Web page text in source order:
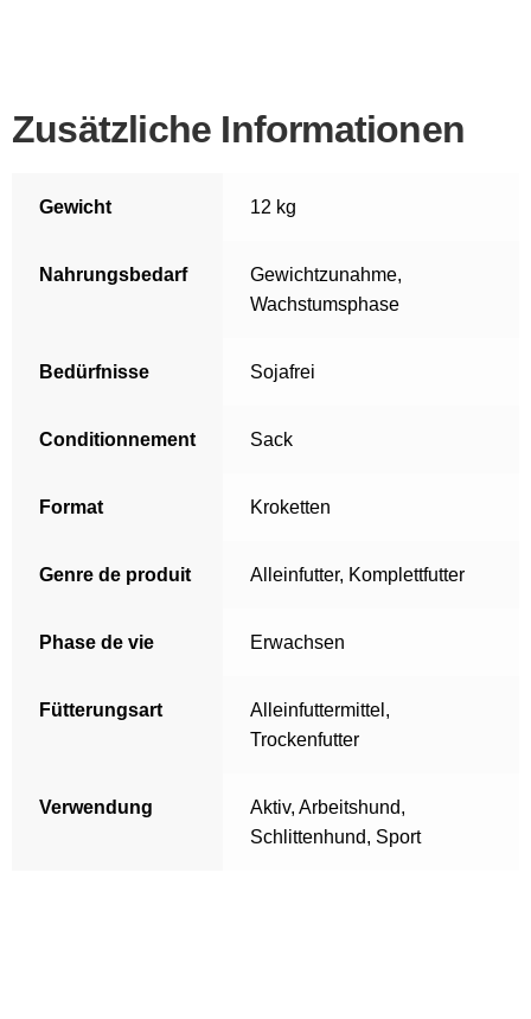
Zusätzliche Informationen
Gewicht 12 kg
Nahrungsbedarf Gewichtzunahme,
Wachstumsphase
Bedürfnisse Sojafrei
Conditionnement Sack
Format Kroketten
Genre de produit Alleinfutter, Komplettfutter
Phase de vie Erwachsen
Fütterungsart Alleinfuttermittel ,
Trockenfutter
Verwendung Aktiv, Arbeitshund,
Schlittenhund, Sport